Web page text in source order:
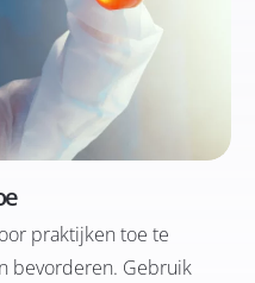
praktijken toe te
bevorderen. Gebruik